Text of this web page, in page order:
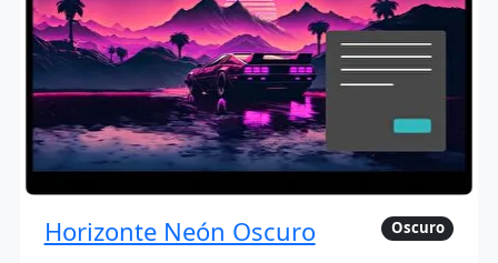
Horizonte Neón Oscuro Oscuro